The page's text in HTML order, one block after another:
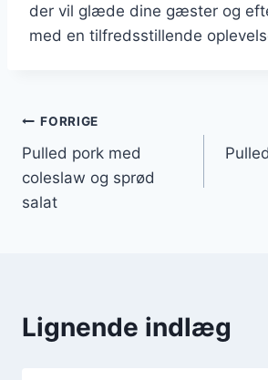
der vil glæde dine gæster og
med en tilfredsstillende
Indlægsnavigation
FORRIGE
Pulled pork med
coleslaw og sprød
salat
Lignende indlæg